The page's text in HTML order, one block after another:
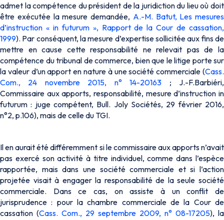
admet la compétence du président de la juridiction du lieu où doit
être exécutée la mesure demandée, A.-M. Batut, Les mesures
d’instruction « in futurum », Rapport de la Cour de cassation,
1999). Par conséquent, la mesure d’expertise sollicitée aux fins de
mettre en cause cette responsabilité ne relevait pas de la
compétence du tribunal de commerce, bien que le litige porte sur
la valeur d’un apport en nature à une société commerciale (Cass.
Com., 24 novembre 2015, n° 14-20163 ; J.-F.Barbiéri,
Commissaire aux apports, responsabilité, mesure d’instruction in
futurum : juge compétent, Bull. Joly Sociétés, 29 février 2016,
n°2, p.106), mais de celle du TGI.
Il en aurait été différemment si le commissaire aux apports n’avait
pas exercé son activité à titre individuel, comme dans l’espèce
rapportée, mais dans une société commerciale et si l’action
projetée visait à engager la responsabilité de la seule société
commerciale. Dans ce cas, on assiste à un conflit de
jurisprudence : pour la chambre commerciale de la Cour de
cassation (Cass. Com., 29 septembre 2009, n° 08-17205), la